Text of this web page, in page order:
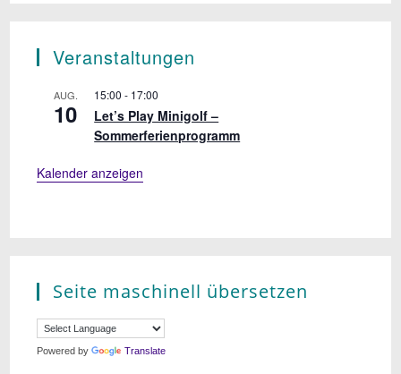
Veranstaltungen
AUG.
10
15:00 - 17:00
Let’s Play Minigolf –
Sommerferienprogramm
Kalender anzeigen
Seite maschinell übersetzen
Powered by Translate